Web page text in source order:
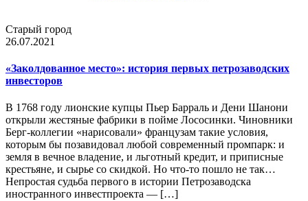
Старый город
26.07.2021
«Заколдованное место»: история первых петрозаводских
инвесторов
В 1768 году лионские купцы Пьер Барраль и Дени Шанони
открыли жестяные фабрики в пойме Лососинки. Чиновники
Берг-коллегии «нарисовали» французам такие условия,
которым бы позавидовал любой современный промпарк: и
земля в вечное владение, и льготный кредит, и приписные
крестьяне, и сырье со скидкой. Но что-то пошло не так…
Непростая судьба первого в истории Петрозаводска
иностранного инвестпроекта — […]